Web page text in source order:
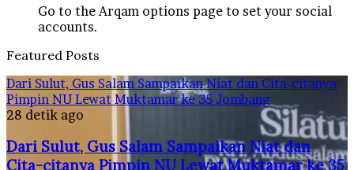
Go to the Arqam options page to set your social
accounts.
Featured Posts
Dari Sulut, Gus Salam Sampaikan Niat dan Cita-citanya
Pimpin NU Lewat Muktamar ke 35 Jombang
28 detik ago
Dari Sulut, Gus Salam Sampaikan Niat dan
Cita-citanya Pimpin NU Lewat Muktamar ke 35